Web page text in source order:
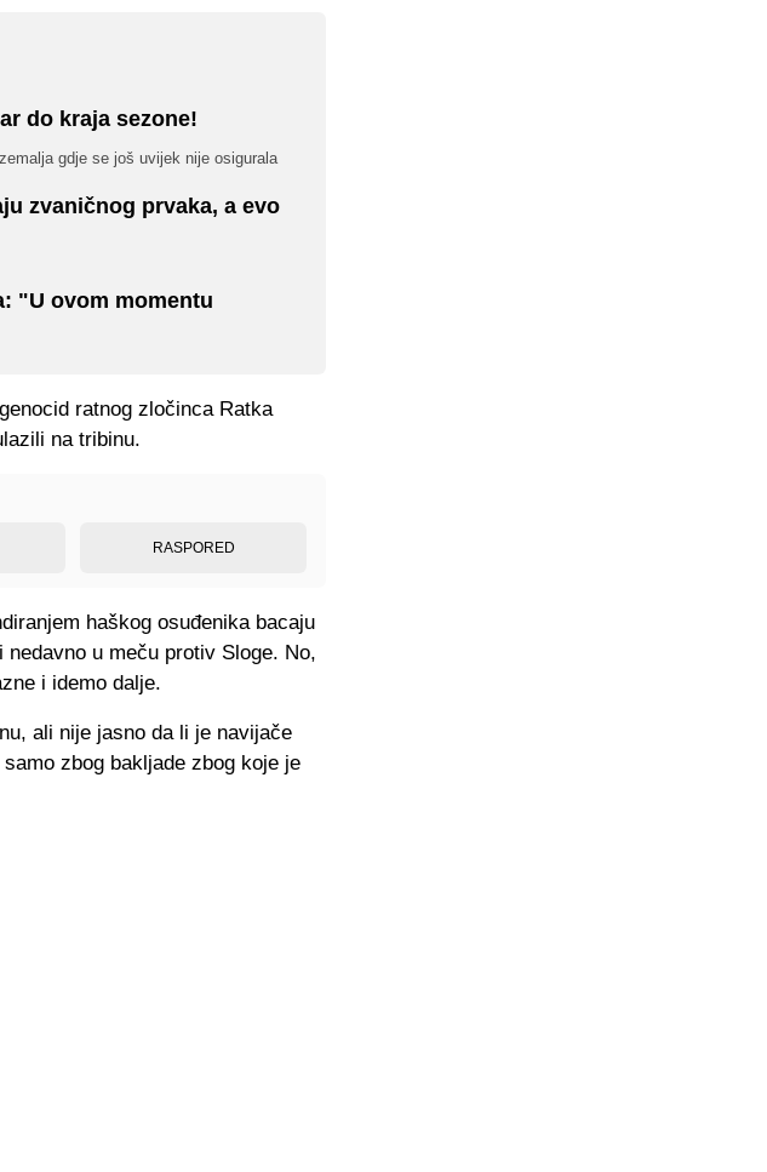
do kraja sezone!
gdje se još uvijek nije osigurala
zvaničnog prvaka, a evo
"U ovom momentu
ratnog zločinca Ratka
na tribinu.
RASPORED
haškog osuđenika bacaju
u meču protiv Sloge. No,
i idemo dalje.
ali nije jasno da li je navijače
zbog bakljade zbog koje je